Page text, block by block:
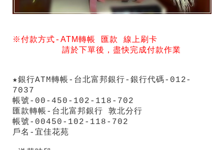
※付款方式-ATM轉帳 匯款
線上刷卡
請於下單後，盡快完成付款作業
★銀行ATM轉帳-台北富邦銀行-銀行代碼-012-
7037
帳號-00-450-102-118-702
匯款轉帳-台北富邦銀行 敦北分行
帳號-00450-102-118-702
戶名-宜佳花苑